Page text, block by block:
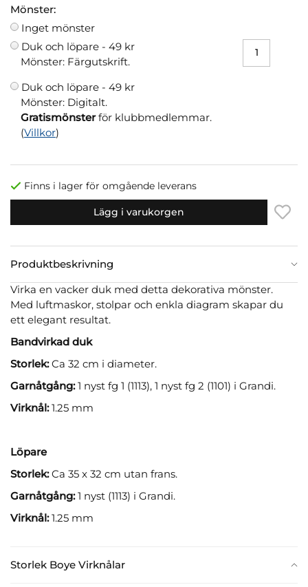
Mönster:
Inget mönster
Duk och löpare - 49 kr
Mönster: Färgutskrift.
Duk och löpare - 49 kr
Mönster: Digitalt.
Gratismönsterför klubbmedlemmar.
(Villkor)
Finns i lager för omgående leverans
Lägg i varukorgen
Produktbeskrivning
Storlek Boye Virknålar
Virka en vacker duk med detta dekorativa mönster.
Med luftmaskor, stolpar och enkla diagram skapar du
ett elegant resultat.
Bandvirkad duk
Storlek:Ca 32 cm i diameter.
Garnåtgång:1 nyst fg 1 (1113), 1 nyst fg 2 (1101) i Grandi.
Virknål:1.25 mm
Löpare
Storlek:Ca 35 x 32 cm utan frans.
Garnåtgång:1 nyst (1113) i Grandi.
Virknål:1.25 mm